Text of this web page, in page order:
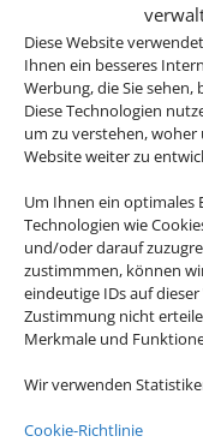
Diese Website
Ihnen ein besseres
Werbung, die Sie sehen,
Diese Technologien
um zu verstehen,
Website weiter zu
Um Ihnen ein optimales
Technologien wie
und/oder darauf
zustimmmen, können
eindeutige IDs auf
Zustimmung nicht
Merkmale und
Wir verwenden
Cookie-Richtlinie